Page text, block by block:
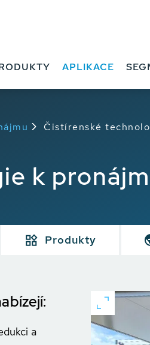
APLIKACE
Čistírenské
k
Produkty
a